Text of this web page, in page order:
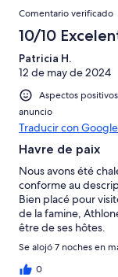
Comentario verificado
10/10
Patricia H.
12 de may de 2024
Aspectos
anuncio
Traducir con Google
Havre de paix
Nous avons été
conforme au
Bien placé pour
de la famine,
être de ses hôtes.
Se alojó 7 noches en
0